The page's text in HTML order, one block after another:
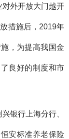
外开放大门越开
措施后，2019年
，为提高我国金
良好的制度和市
银行上海分行、
安标准养老保险